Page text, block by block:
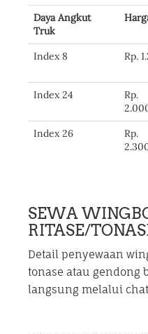
Daya Angkut
Truk
Index 8 Rp.
Index 24
Rp.
Index 26
Rp.
SEWA
RITASE/
Detail penyewaan
tonase atau gendong
langsung melalui